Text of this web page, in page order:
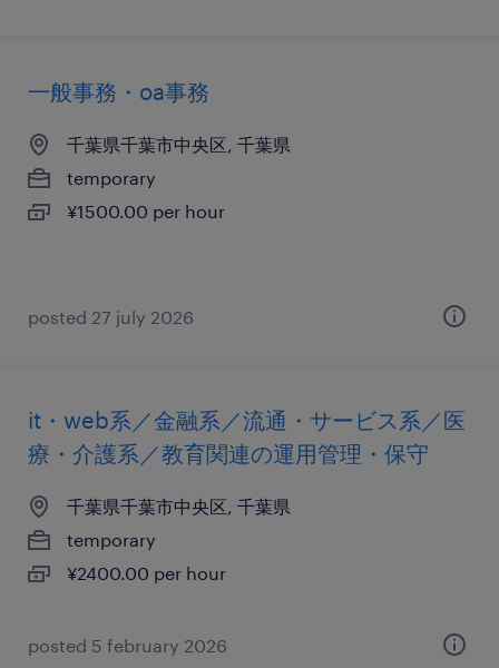
一般事務・oa事務
千葉県千葉市中央区, 千葉県
temporary
¥1500.00 per hour
posted 27 july 2026
it・web系／金融系／流通・サービス系／医
療・介護系／教育関連の運用管理・保守
千葉県千葉市中央区, 千葉県
temporary
¥2400.00 per hour
posted 5 february 2026